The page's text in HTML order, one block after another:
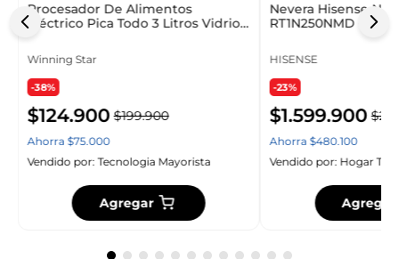
Procesador De Alimentos
Eléctrico Pica Todo 3 Litros Vidrio
Winning Star
-38%
$124.900 $199.900
Ahorra $75.000
Vendido por:Tecnologia Mayorista
Agregar
Nevera Hisense No
RT1N250NMD Gris
HISENSE
-23%
$1.599.900 $2
Ahorra$480.100
Vendido por:Hogar
Agregar